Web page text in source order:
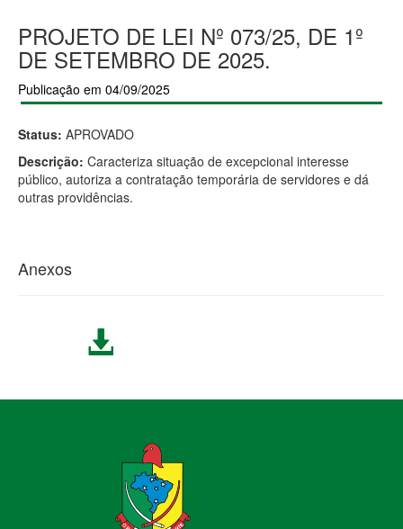
PROJETO DE LEI Nº 073/25, DE 1º
DE SETEMBRO DE 2025.
Publicação em 04/09/2025
Status: APROVADO
Descrição: Caracteriza situação de excepcional interesse
público, autoriza a contratação temporária de servidores e dá
outras providências.
Anexos